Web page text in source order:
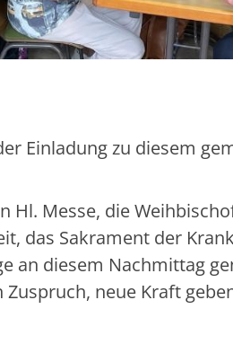
Einladung zu diesem
Messe, die
das Sakrament der
an diesem Nachmittag
neue Kraft